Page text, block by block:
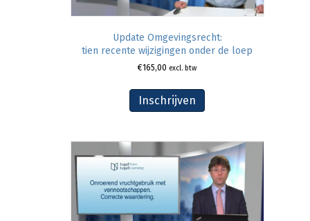
Update Omgevingsrecht:
tien recente wijzigingen onder de loep
€165,00 excl. btw
Inschrijven